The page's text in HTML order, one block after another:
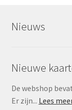
Nieuws
Nieuwe
De webshop
Er zijn... Lees